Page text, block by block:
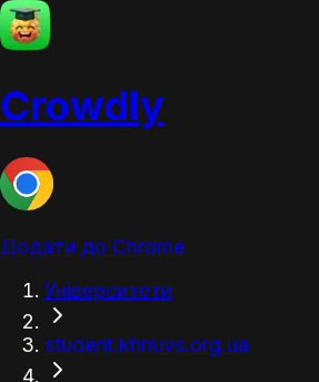
Crowdly
Додати до Chrome
Університети
student.khnuvs.org.ua